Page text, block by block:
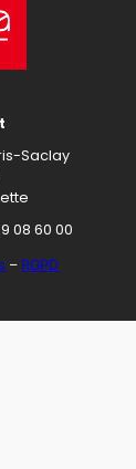
Saclay
08 60 00
– RGPD